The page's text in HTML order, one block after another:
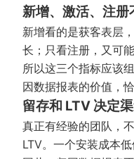
新增、激活、注册
新增看的是获客表层
长；只看注册，又可
所以这三个指标应该
因数据报表的价值，
留存和 LTV 决定
真正有经验的团队，
LTV。一个安装成本